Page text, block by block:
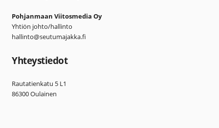
Pohjanmaan Viitosmedia Oy
Yhtiön johto/hallinto
hallinto@seutumajakka.fi
Yhteystiedot
Rautatienkatu 5 L1
86300 Oulainen